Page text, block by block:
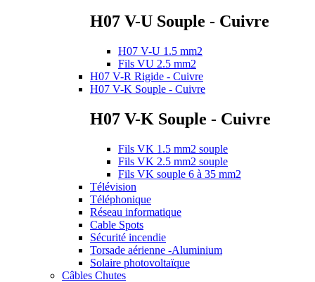
H07 V-U Souple - Cuivre
H07 V-U 1.5 mm2
Fils VU 2.5 mm2
H07 V-R Rigide - Cuivre
H07 V-K Souple - Cuivre
H07 V-K Souple - Cuivre
Fils VK 1.5 mm2 souple
Fils VK 2.5 mm2 souple
Fils VK souple 6 à 35 mm2
Télévision
Téléphonique
Réseau informatique
Cable Spots
Sécurité incendie
Torsade aérienne -Aluminium
Solaire photovoltaïque
Câbles Chutes